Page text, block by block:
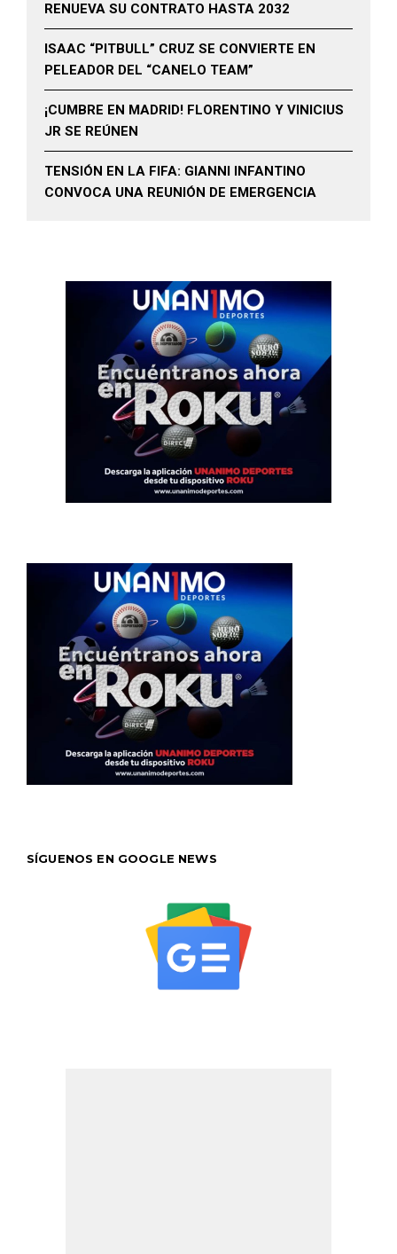
RENUEVA SU CONTRATO HASTA 2032
ISAAC “PITBULL” CRUZ SE CONVIERTE EN
PELEADOR DEL “CANELO TEAM”
¡CUMBRE EN MADRID! FLORENTINO Y VINICIUS
JR SE REÚNEN
TENSIÓN EN LA FIFA: GIANNI INFANTINO
CONVOCA UNA REUNIÓN DE EMERGENCIA
SÍGUENOS EN GOOGLE NEWS